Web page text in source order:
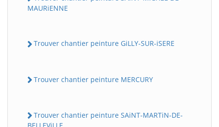
MAURiENNE
Trouver chantier peinture GiLLY-SUR-iSERE
Trouver chantier peinture MERCURY
Trouver chantier peinture SAiNT-MARTiN-DE-